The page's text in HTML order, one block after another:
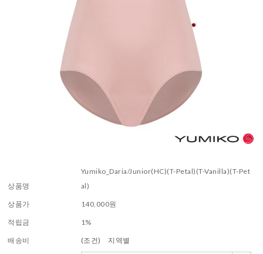
상품명
Yumiko_Daria/Junior(HC)(T-Petal)(T-Vanilla)(T-Pet
al)
상품가 140,000원
적립금 1%
배송비 (조건) 지역별